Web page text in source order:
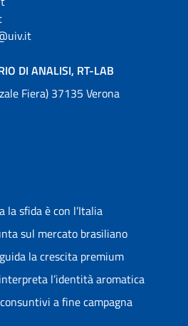
DI ANALISI, RT-LAB
Fiera) 37135 Verona
la sfida è con l’Italia
sul mercato brasiliano
la crescita premium
l’identità aromatica
a fine campagna